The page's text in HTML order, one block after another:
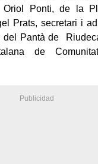
Oriol Ponti, de la
Prats, secretari i
del Pantà de
de